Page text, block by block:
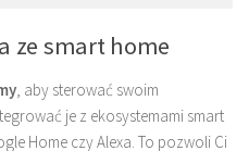
ze smart home
, aby sterować swoim
je z ekosystemami smart
Home czy Alexa. To pozwoli Ci